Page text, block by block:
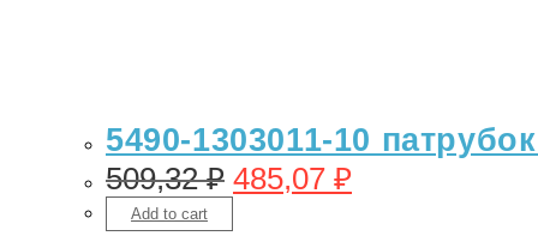
5490-1303011-10
509,32₽ 485,07 ₽
Add to cart